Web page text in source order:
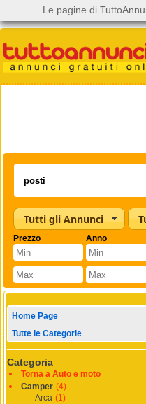
Tutti gli Annunci
Prezzo Anno
Home Page
Tutte le Categorie
Categoria
Torna a Auto e moto
Camper (4)
Arca (1)
Le pagine di